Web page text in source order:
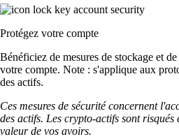
Protégez votre compte
Bénéficiez de mesures de stockage et
votre compte. Note : s'applique aux
des actifs.
Ces mesures de sécurité concernent
des actifs. Les crypto-actifs sont
valeur de vos avoirs.